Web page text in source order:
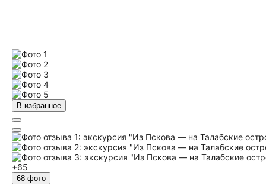
В избранное
+65
68 фото